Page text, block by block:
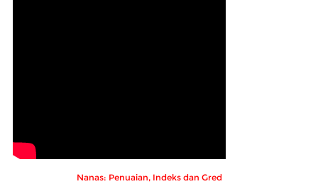
Nanas: Penuaian, Indeks dan Gred